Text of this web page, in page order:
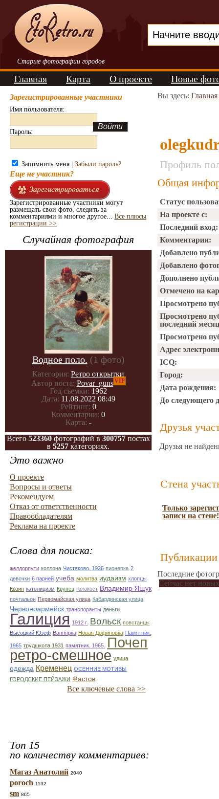
Старые фотографии городов
Главная Карта О проекте Новые
Зарегистрированные участники
Имя пользователя:
Пароль:
Запомнить меня | Забыли пароль?
Еще не участник?
Зарегистрированные участники могут
размещать свои фото, следить за
комментариями и многое другое... Все плюсы
регистрации >>
Случайная фотография
Водное поло. (1 фото)
Категория: Ретро открытки
Автор поста: Povar_gunsVIP
Год съемки: 1962
Дата: 11.08.2022 08:49
Рейтинг: 0
Комментарии: 0
Карта: -
Всего 523360фотографий в 300757постах
в 5257 категориях.
Это важно
О проекте
Вопросы и ответы
Рекомендуем
Отказ от ответственности
Правообладателям
Реклама на проекте
Слова для поиска:
желдорпути коллона Чистяково. 1926 пионерка 2
девочки 6 парней учеба молитва иудаизм хлопцы
Козин католицизм Крупец голокост Владимир Ящук
почтальон Первомайская улица Кабардинская улица
Червоноармейск транспоранты деньги
Галиция 1912 г. Вольск повстанцы
Высоцкий Юзеф Вапнярка Новая Дофиновка Памятник.
1965 трудшкола 1931 памятник. 1965. Почеп
ретро-смешное удица
одежда Кременец ОСЕННИЕ МОТИВЫ
ГОРОДСКИЕ ПЕЙЗАЖИ Фастов
Все ключевые слова >>
Топ 15
по количеству комментариев:
Магаз Анатолий 2040
poroch 1132
sm 865
Вы здесь:
Профиль
Общая
Статус
На проекте с:
Последний вход:
Комментарии:
Добавлено
Добавлено
Дополнено
Отмечено на
Просмотрено
Просмотрено
последний
Просмотрено
Адрес
ICQ:
Город:
Дата рождения:
До следующего
Друзья
Друзья не
Стена
Только
записи на стене!
Публикации
Последние
Сейчас нет